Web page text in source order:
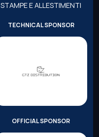
STAMPE E ALLESTIMENTI
TECHNICAL SPONSOR
OFFICIAL SPONSOR